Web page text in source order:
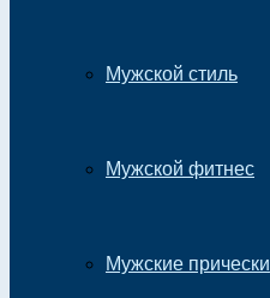
Мужской стиль
Мужской фитнес
Мужские прически